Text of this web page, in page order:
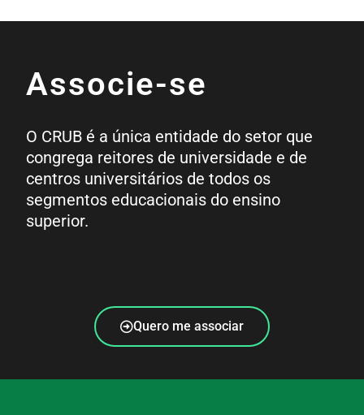
Associe-se
O CRUB é a única entidade do setor que
congrega reitores de universidade e de
centros universitários de todos os
segmentos educacionais do ensino
superior.
Quero me associar